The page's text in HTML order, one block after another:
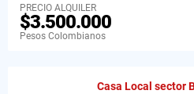
PRECIO ALQUILER
$3.500.000
Pesos Colombianos
Casa Local sector